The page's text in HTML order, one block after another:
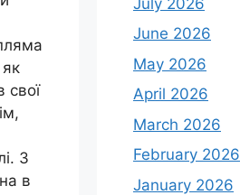
свої
З
в
June 2026
May 2026
April 2026
March 2026
February 2026
January 2026